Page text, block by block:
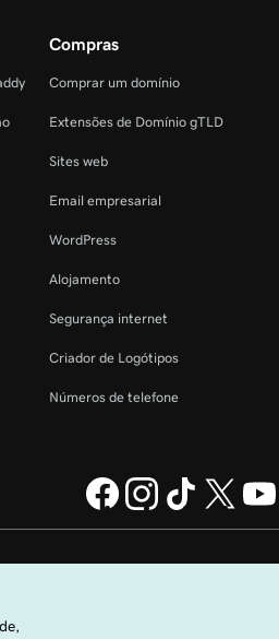
Compras
Comprar um domínio
Extensões de Domínio gTLD
Sites web
Email empresarial
WordPress
Alojamento
Segurança internet
Criador de Logótipos
Números de telefone